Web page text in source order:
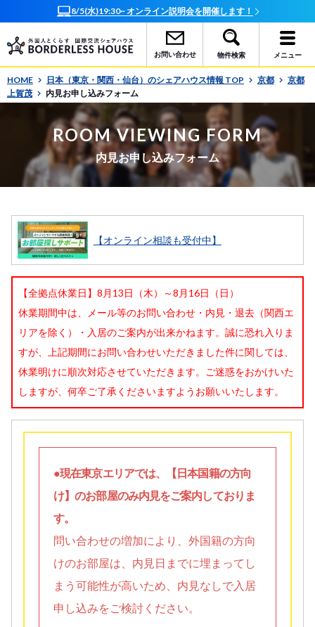
8/5(水)19:30~ オンライン説明会を開催します！
お問い合わせ 物件検索 メニュー
HOME 日本（東京・関西・仙台）のシェアハウス情報 TOP 京都
京都
上賀茂
内見お申し込みフォーム
ROOM VIEWING FORM
内見お申し込みフォーム
【オンライン相談も受付中】
【全拠点休業日】8月13日（木）～8月16日（日）
休業期間中は、メール等のお問い合わせ・内見・退去（関西エ
リアを除く）・入居のご案内が出来かねます。誠に恐れ入りま
すが、上記期間にお問い合わせいただきました件に関しては、
休業明けに順次対応させていただきます。ご迷惑をおかけいた
しますが、何卒ご了承くださいますようお願いいたします。
●現在東京エリアでは、【日本国籍の方向
け】のお部屋のみ内見をご案内しておりま
す。
問い合わせの増加により、外国籍の方向
けのお部屋は、内見日までに埋まってし
まう可能性が高いため、内見なしで入居
申し込みをご検討ください。